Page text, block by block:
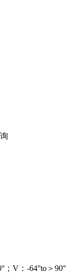
°； V ： -64°to ＞ 90°